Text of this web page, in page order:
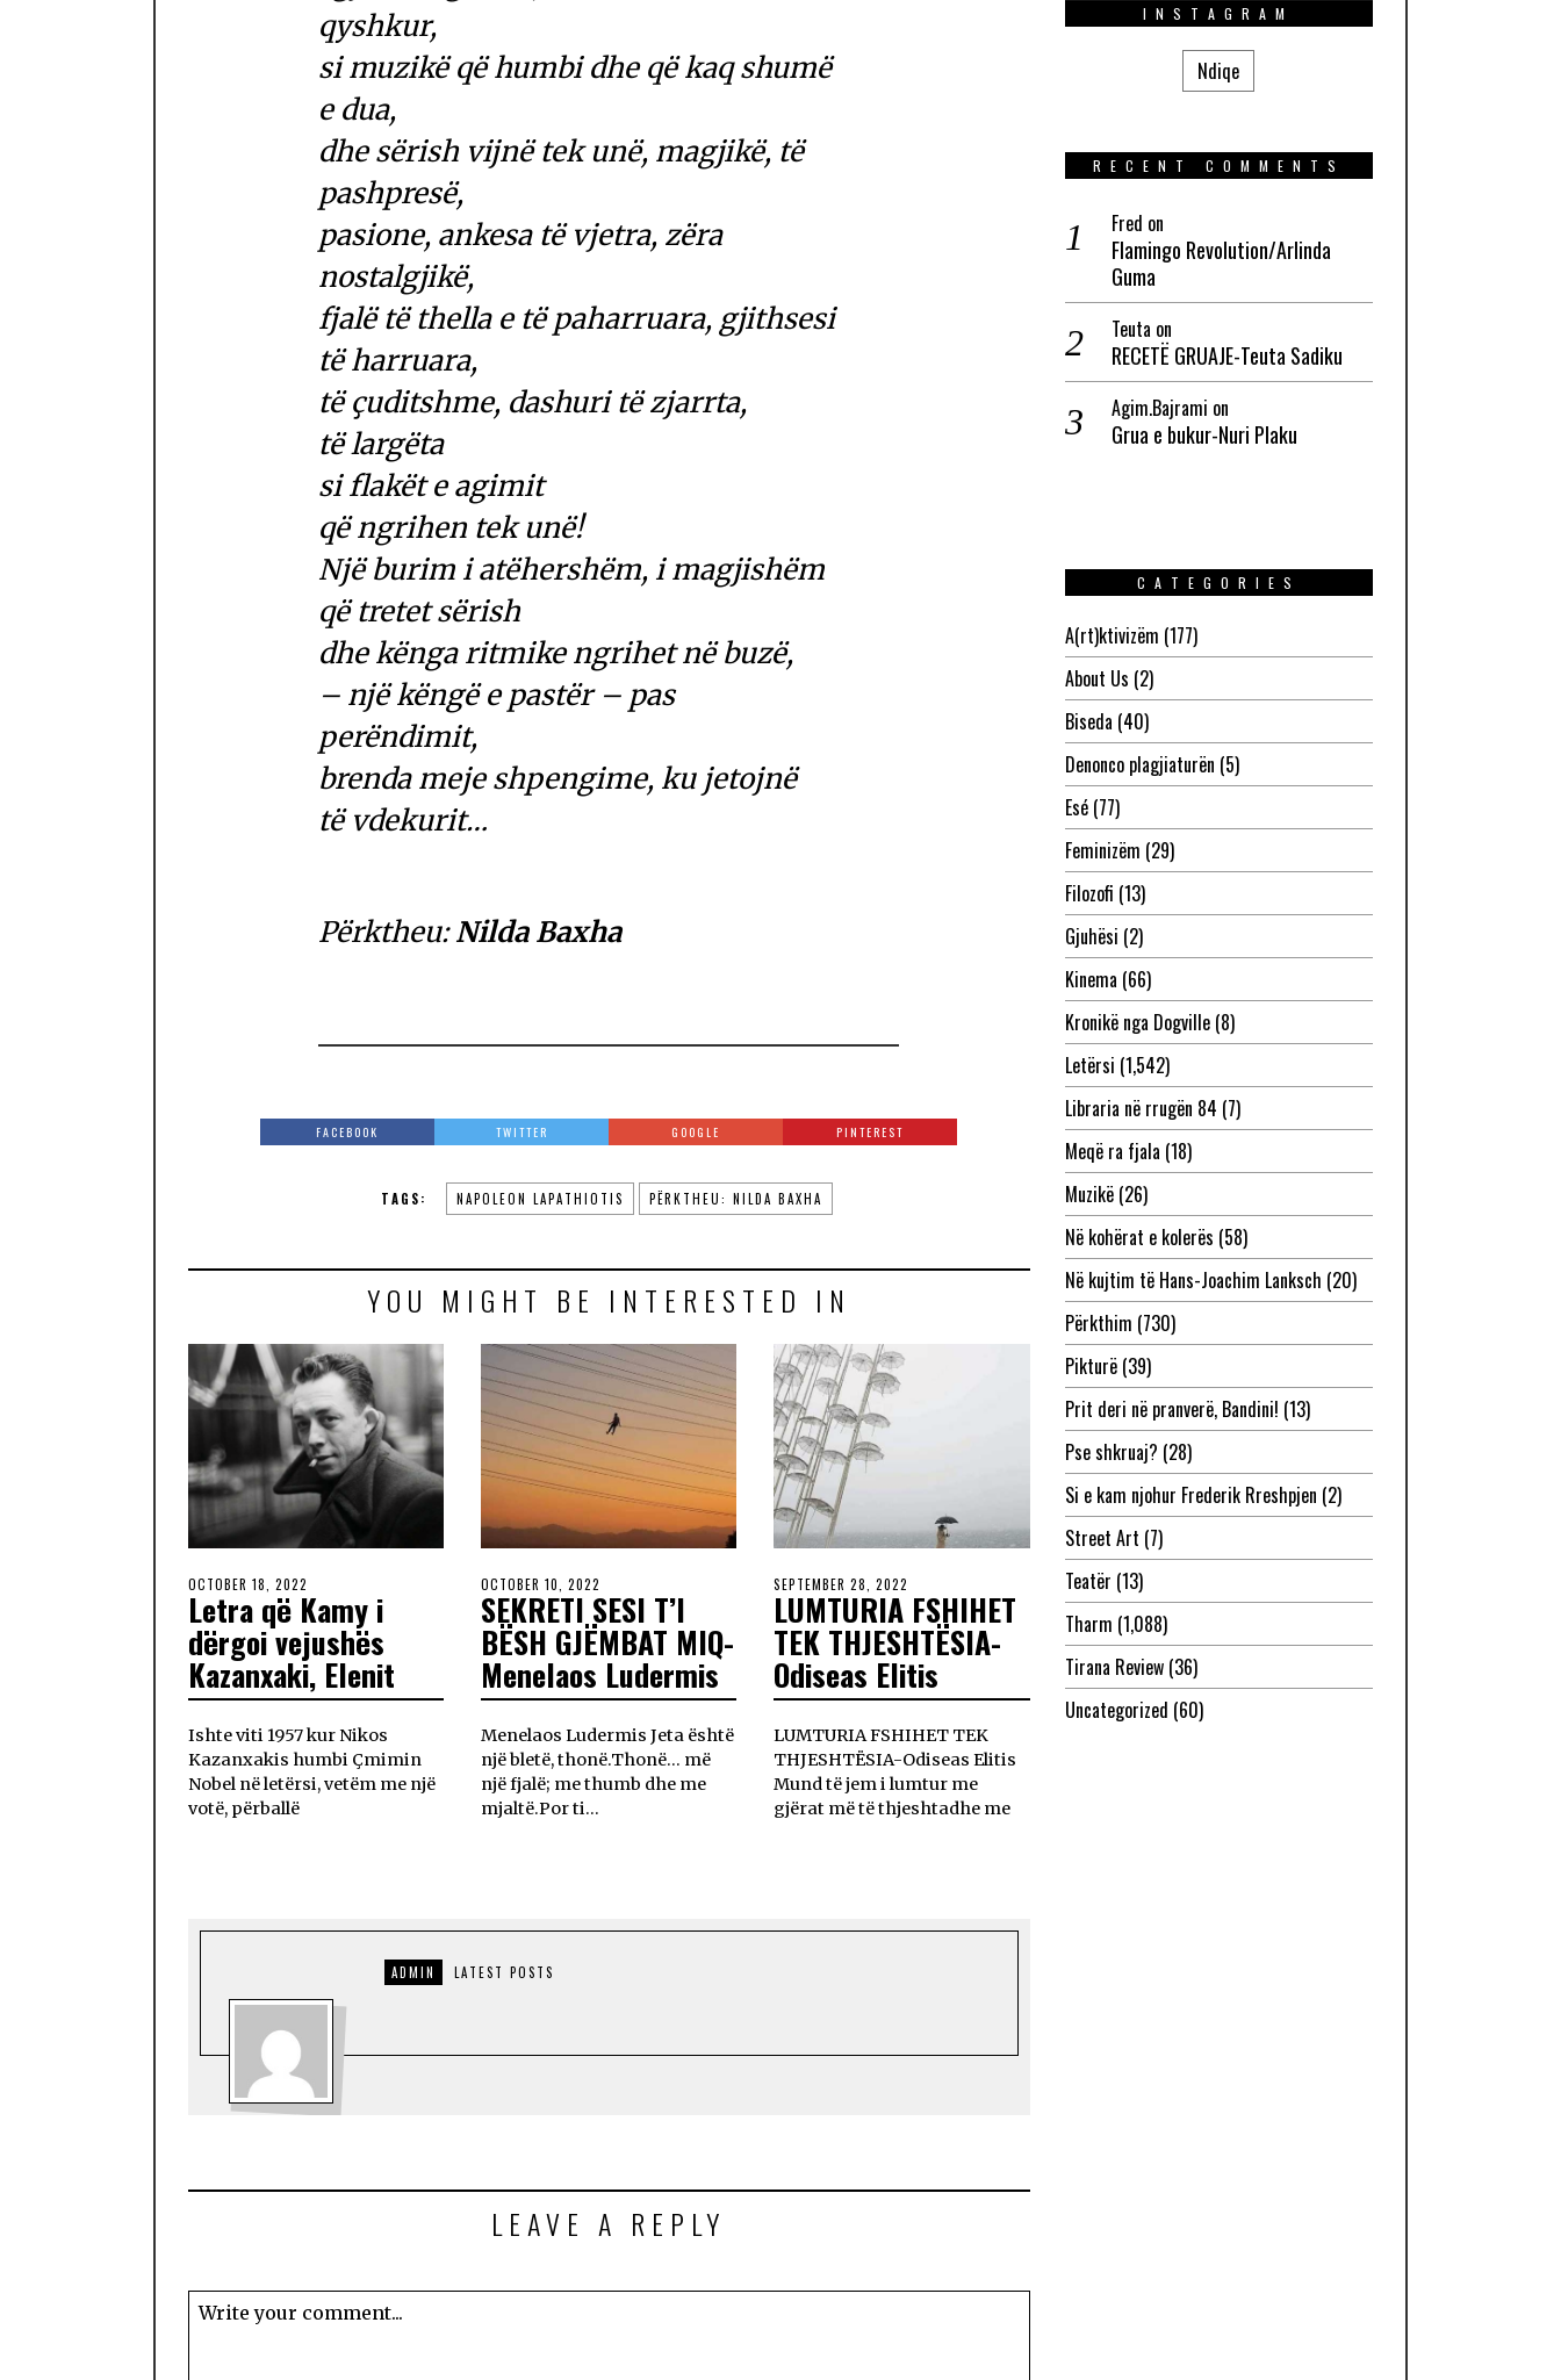
qyshkur,
si muzikë që humbi dhe që kaq shumë
e dua,
dhe sërish vijnë tek unë, magjikë, të
pashpresë,
pasione, ankesa të vjetra, zëra
nostalgjikë,
fjalë të thella e të paharruara, gjithsesi
të harruara,
të çuditshme, dashuri të zjarrta,
të largëta
si flakët e agimit
që ngrihen tek unë!
Një burim i atëhershëm, i magjishëm
që tretet sërish
dhe kënga ritmike ngrihet në buzë,
– një këngë e pastër – pas
perëndimit,
brenda meje shpengime, ku jetojnë
të vdekurit…
Përktheu:Nilda Baxha
FACEBOOK TWITTER GOOGLE PINTEREST
TAGS: NAPOLEON LAPATHIOTIS PËRKTHEU: NILDA BAXHA
YOU MIGHT BE INTERESTED IN
OCTOBER 18, 2022
Letra që Kamy i
dërgoi vejushës
Kazanxaki, Elenit
Ishte viti 1957 kur Nikos
Kazanxakis humbi Çmimin
Nobel në letërsi, vetëm me një
votë, përballë
OCTOBER 10, 2022
SEKRETI SESI T’I
BËSH GJËMBAT MIQ-
Menelaos Ludermis
Menelaos Ludermis Jeta është
një bletë, thonë.Thonë… më
një fjalë; me thumb dhe me
mjaltë.Por ti…
SEPTEMBER 28, 2022
LUMTURIA FSHIHET
TEK THJESHTËSIA-
Odiseas Elitis
LUMTURIA FSHIHET TEK
THJESHTËSIA-Odiseas Elitis
Mund të jem i lumtur me
gjërat më të thjeshtadhe me
ADMIN LATEST POSTS
LEAVE A REPLY
INSTAGRAM
Ndiqe
RECENT COMMENTS
Fred on
Flamingo Revolution/Arlinda
Guma
Teuta on
RECETË GRUAJE-Teuta Sadiku
Agim.Bajrami on
Grua e bukur-Nuri Plaku
CATEGORIES
A(rt)ktivizëm (177)
About Us (2)
Biseda (40)
Denonco plagjiaturën (5)
Esé(77)
Feminizëm (29)
Filozofi (13)
Gjuhësi (2)
Kinema (66)
Kronikë nga Dogville(8)
Letërsi (1,542)
Libraria në rrugën 84 (7)
Meqë ra fjala (18)
Muzikë(26)
Në kohërat e kolerës (58)
Në kujtim të Hans-Joachim Lanksch (20)
Përkthim (730)
Pikturë(39)
Prit deri në pranverë, Bandini! (13)
Pse shkruaj? (28)
Si e kam njohur Frederik Rreshpjen (2)
Street Art (7)
Teatër (13)
Tharm (1,088)
Tirana Review(36)
Uncategorized (60)